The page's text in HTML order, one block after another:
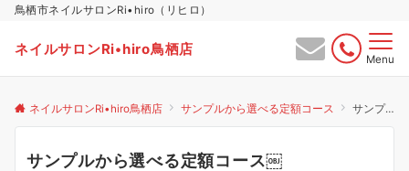
鳥栖市ネイルサロンRi•hiro（リヒロ）
ネイルサロンRi•hiro鳥栖店
Menu
ネイルサロンRi•hiro鳥栖店 サンプルから選べる定額コース サンプルから選べる定額コース￼
サンプルから選べる定額コース￼